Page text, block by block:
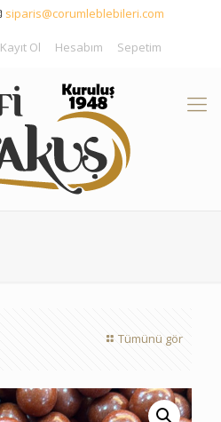
siparis@corumleblebileri.com
Kayıt Ol Hesabım Sepetim
Tümünü gör